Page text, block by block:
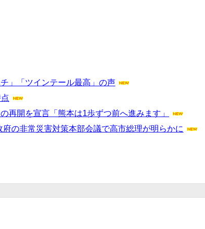
」「ツインテール最高」の声
再開を宣言「熊本は1歩ずつ前へ進みます」
の非常災害対策本部会議で高市総理が明らかに